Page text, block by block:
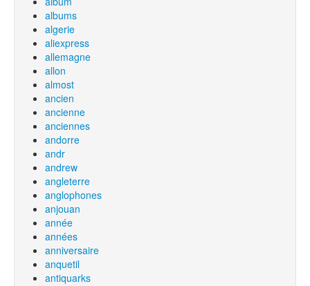
albums
algerie
aliexpress
allemagne
allon
almost
ancien
ancienne
anciennes
andorre
andr
andrew
angleterre
anglophones
anjouan
année
années
anniversaire
anquetil
antiquarks